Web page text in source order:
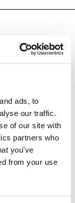
ads, to
our traffic.
of our site with
partners who
you’ve
from your use
i el
programa
de la
programa
barri del
amb un
en